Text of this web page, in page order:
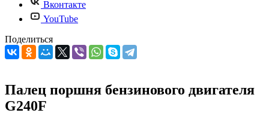
Вконтакте
YouTube
Поделиться
Палец поршня бензинового двигателя
G240F